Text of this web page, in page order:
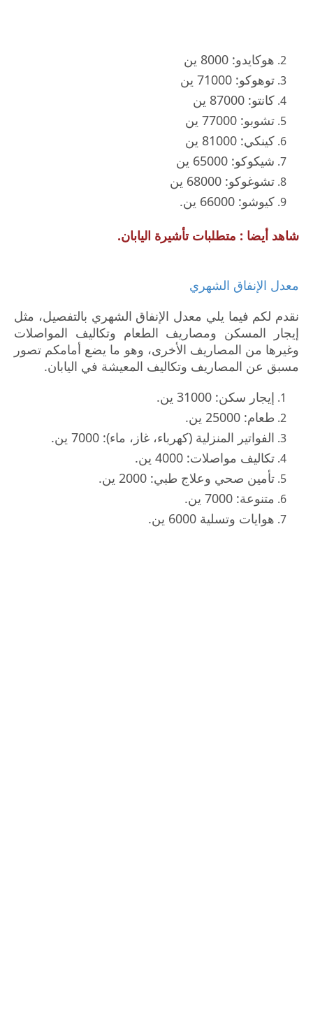
هوكايدو: 8000 ين
توهوكو: 71000 ين
كانتو: 87000 ين
تشوبو: 77000 ين
كينكي: 81000 ين
شيكوكو: 65000 ين
تشوغوكو: 68000 ين
كيوشو: 66000 ين.
شاهد أيضا : متطلبات تأشيرة اليابان.
معدل الإنفاق الشهري
نقدم لكم فيما يلي معدل الإنفاق الشهري بالتفصيل، مثل
إيجار المسكن ومصاريف الطعام وتكاليف المواصلات
وغيرها من المصاريف الأخرى، وهو ما يضع أمامكم تصور
مسبق عن المصاريف وتكاليف المعيشة في اليابان.
إيجار سكن: 31000 ين.
طعام: 25000 ين.
الفواتير المنزلية (كهرباء، غاز، ماء): 7000 ين.
تكاليف مواصلات: 4000 ين.
تأمين صحي وعلاج طبي: 2000 ين.
متنوعة: 7000 ين.
هوايات وتسلية 6000 ين.